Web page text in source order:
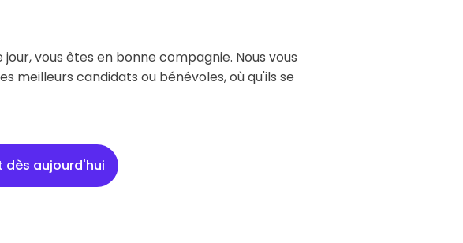
vous êtes en bonne compagnie. Nous vous
meilleurs candidats ou bénévoles, où qu'ils se
dès aujourd'hui